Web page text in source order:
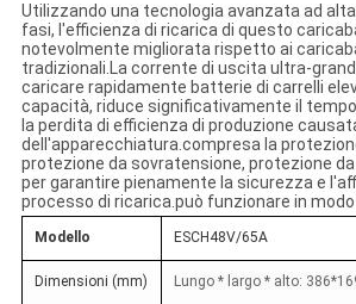
Utilizzando una tecnologia avanzata ad
fasi, l'efficienza di ricarica di questo
notevolmente migliorata rispetto ai
tradizionali.La corrente di uscita ultra-
caricare rapidamente batterie di carrelli
capacità, riduce significativamente il
la perdita di efficienza di produzione
dell'apparecchiatura.compresa la
protezione da sovratensione, protezione
per garantire pienamente la sicurezza e
processo di ricarica.può funzionare in
Modello ESCH48V/65A
Dimensioni (mm) Lungo * largo * alto: